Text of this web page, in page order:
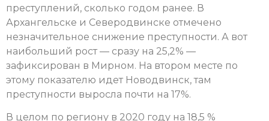
преступлений, сколько годом ранее. В
Архангельске и Северодвинске отмечено
незначительное снижение преступности. А вот
наибольший рост — сразу на 25,2% —
зафиксирован в Мирном. На втором месте по
этому показателю идет Новодвинск, там
преступности выросла почти на 17%.
В целом по региону в 2020 году на 18,5 %